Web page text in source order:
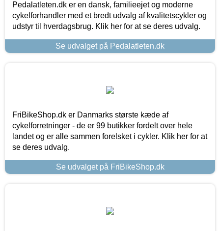
Pedalatleten.dk er en dansk, familieejet og moderne
cykelforhandler med et bredt udvalg af kvalitetscykler og
udstyr til hverdagsbrug. Klik her for at se deres udvalg.
Se udvalget på Pedalatleten.dk
FriBikeShop.dk er Danmarks største kæde af
cykelforretninger - de er 99 butikker fordelt over hele
landet og er alle sammen forelsket i cykler. Klik her for at
se deres udvalg.
Se udvalget på FriBikeShop.dk